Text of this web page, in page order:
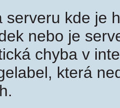
serveru kde je
nebo je
chyba v
která